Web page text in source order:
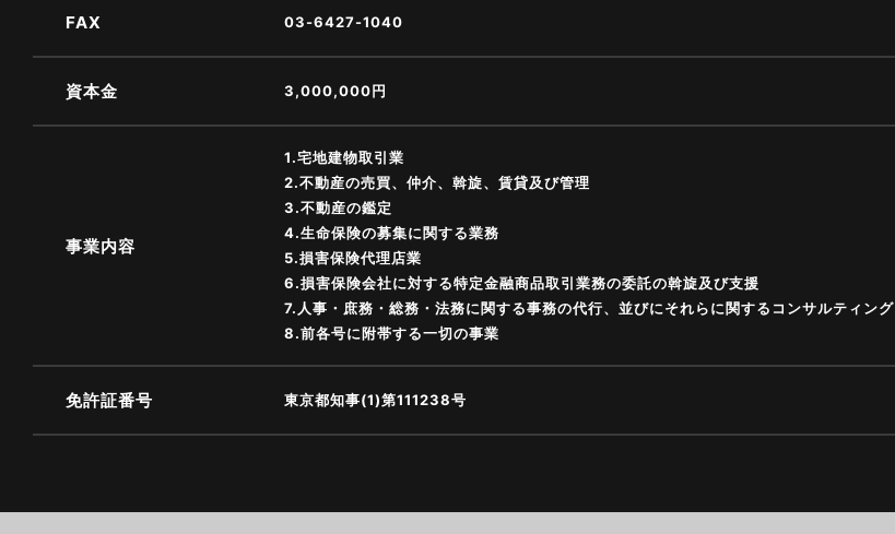
FAX 03-6427-1040
資本金 3,000,000円
事業内容
1.宅地建物取引業
2.不動産の売買、仲介、斡旋、賃貸及び管理
3.不動産の鑑定
4.生命保険の募集に関する業務
5.損害保険代理店業
6.損害保険会社に対する特定金融商品取引業務の委託の斡旋及び支援
7.人事・庶務・総務・法務に関する事務の代行、並びにそれらに関するコンサルティング
8.前各号に附帯する一切の事業
免許証番号 東京都知事(1)第111238号